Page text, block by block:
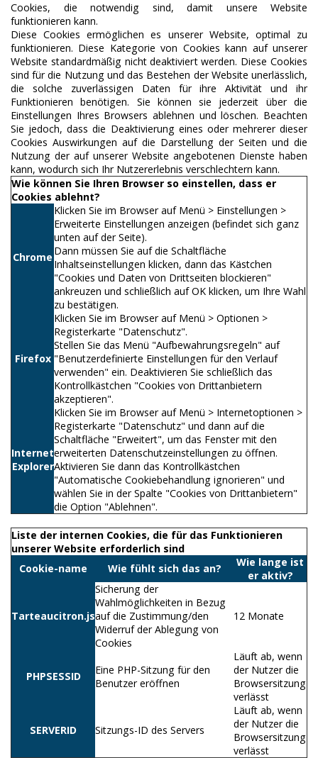
Cookies, die notwendig sind, damit unsere Website
funktionieren kann.
Diese Cookies ermöglichen es unserer Website, optimal zu
funktionieren. Diese Kategorie von Cookies kann auf unserer
Website standardmäßig nicht deaktiviert werden. Diese Cookies
sind für die Nutzung und das Bestehen der Website unerlässlich,
die solche zuverlässigen Daten für ihre Aktivität und ihr
Funktionieren benötigen. Sie können sie jederzeit über die
Einstellungen Ihres Browsers ablehnen und löschen. Beachten
Sie jedoch, dass die Deaktivierung eines oder mehrerer dieser
Cookies Auswirkungen auf die Darstellung der Seiten und die
Nutzung der auf unserer Website angebotenen Dienste haben
kann, wodurch sich Ihr Nutzererlebnis verschlechtern kann.
Wie können Sie Ihren Browser so einstellen, dass er
Cookies ablehnt?
Chrome
Klicken Sie im Browser auf Menü > Einstellungen >
Erweiterte Einstellungen anzeigen (befindet sich ganz
unten auf der Seite).
Dann müssen Sie auf die Schaltfläche
Inhaltseinstellungen klicken, dann das Kästchen
"Cookies und Daten von Drittseiten blockieren"
ankreuzen und schließlich auf OK klicken, um Ihre Wahl
zu bestätigen.
Firefox
Klicken Sie im Browser auf Menü > Optionen >
Registerkarte "Datenschutz".
Stellen Sie das Menü "Aufbewahrungsregeln" auf
"Benutzerdefinierte Einstellungen für den Verlauf
verwenden" ein. Deaktivieren Sie schließlich das
Kontrollkästchen "Cookies von Drittanbietern
akzeptieren".
Internet
Explorer
Klicken Sie im Browser auf Menü > Internetoptionen >
Registerkarte "Datenschutz" und dann auf die
Schaltfläche "Erweitert", um das Fenster mit den
erweiterten Datenschutzeinstellungen zu öffnen.
Aktivieren Sie dann das Kontrollkästchen
"Automatische Cookiebehandlung ignorieren" und
wählen Sie in der Spalte "Cookies von Drittanbietern"
die Option "Ablehnen".
Liste der internen Cookies, die für das Funktionieren
unserer Website erforderlich sind
Cookie-name
Wie fühlt sich das an?
Wie lange ist
er aktiv?
Tarteaucitron.js
Sicherung der
Wahlmöglichkeiten in Bezug
auf die Zustimmung/den
Widerruf der Ablegung von
Cookies
12 Monate
PHPSESSID
Eine PHP-Sitzung für den
Benutzer eröffnen
Läuft ab, wenn
der Nutzer die
Browsersitzung
verlässt
SERVERID Sitzungs-ID des Servers
Läuft ab, wenn
der Nutzer die
Browsersitzung
verlässt